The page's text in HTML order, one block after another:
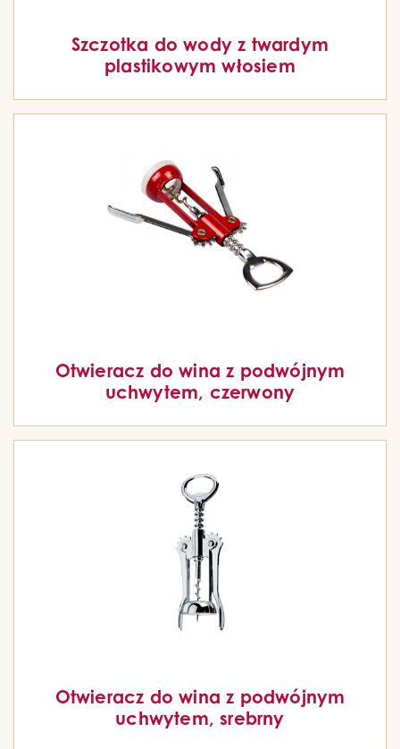
Szczotka do wody z twardym
plastikowym włosiem
Otwieracz do wina z podwójnym
uchwytem, czerwony
Otwieracz do wina z podwójnym
uchwytem, srebrny